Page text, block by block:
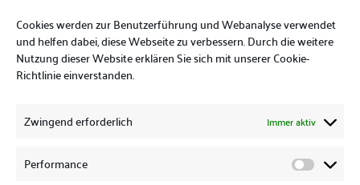
Cookies werden zur Benutzerführung und Webanalyse verwendet
und helfen dabei, diese Webseite zu verbessern. Durch die weitere
Nutzung dieser Website erklären Sie sich mit unserer Cookie-
Richtlinie einverstanden.
Zwingend erforderlich Immer aktiv
Performance